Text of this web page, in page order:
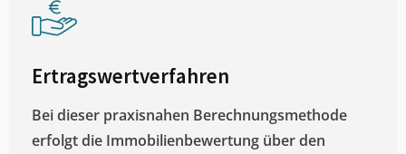
Ertragswertverfahren
Bei dieser praxisnahen Berechnungsmethode
erfolgt die Immobilienbewertung über den